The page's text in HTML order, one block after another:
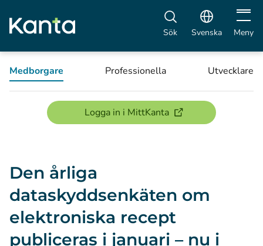
Sök Svenska Öppna
Meny
Medborgare Professionella Utvecklare
Logga in i MittKanta(öppnas i ett nytt
Den årliga
dataskyddsenkäten om
elektroniska recept
publiceras i januari – nu i